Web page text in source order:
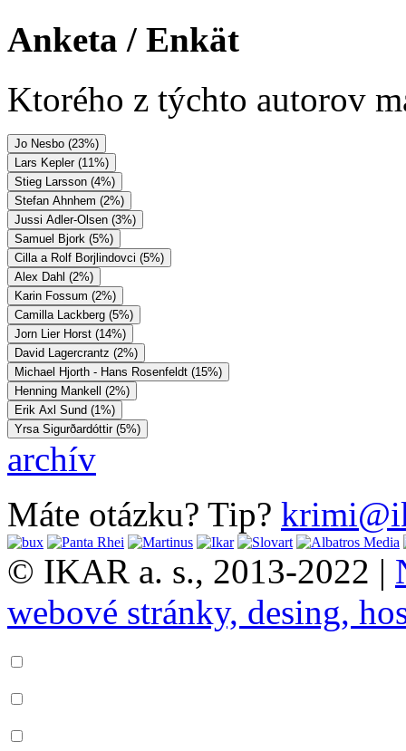
Anketa / Enkät
Ktorého z týchto autorov
Jo Nesbo (23%)
Lars Kepler (11%)
Stieg Larsson (4%)
Stefan Ahnhem (2%)
Jussi Adler-Olsen (3%)
Samuel Bjork (5%)
Cilla a Rolf Borjlindovci (5%)
Alex Dahl (2%)
Karin Fossum (2%)
Camilla Lackberg (5%)
Jorn Lier Horst (14%)
David Lagercrantz (2%)
Michael Hjorth - Hans Rosenfeldt (15%)
Henning Mankell (2%)
Erik Axl Sund (1%)
Yrsa Sigurðardóttir (5%)
archív
Máte otázku? Tip?
© IKAR a. s., 2013-2022 |
webové stránky, desing,